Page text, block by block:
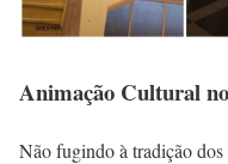
Animação Cultural
Não fugindo à tradição